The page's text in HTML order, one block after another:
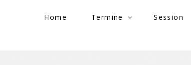
Skip to content
Home Termine Session